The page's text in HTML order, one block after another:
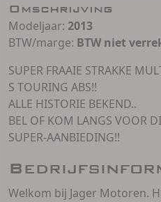
Omschrijving
Modeljaar: 2013
BTW/marge: BTW niet
SUPER FRAAIE STRAKKE
S TOURING ABS!!
ALLE HISTORIE BEKEND..
BEL OF KOM LANGS VOOR
SUPER-AANBIEDING!!
Welkom bij Jager Motoren.